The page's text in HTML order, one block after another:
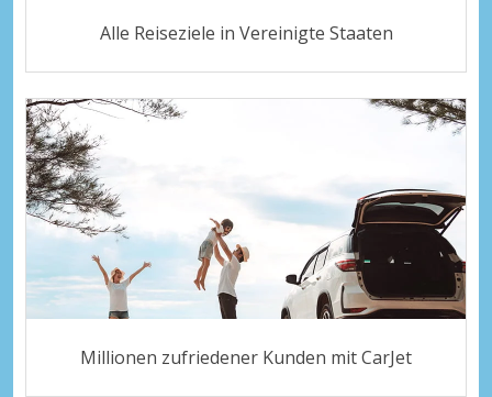
Alle Reiseziele in Vereinigte Staaten
Millionen zufriedener Kunden mit CarJet